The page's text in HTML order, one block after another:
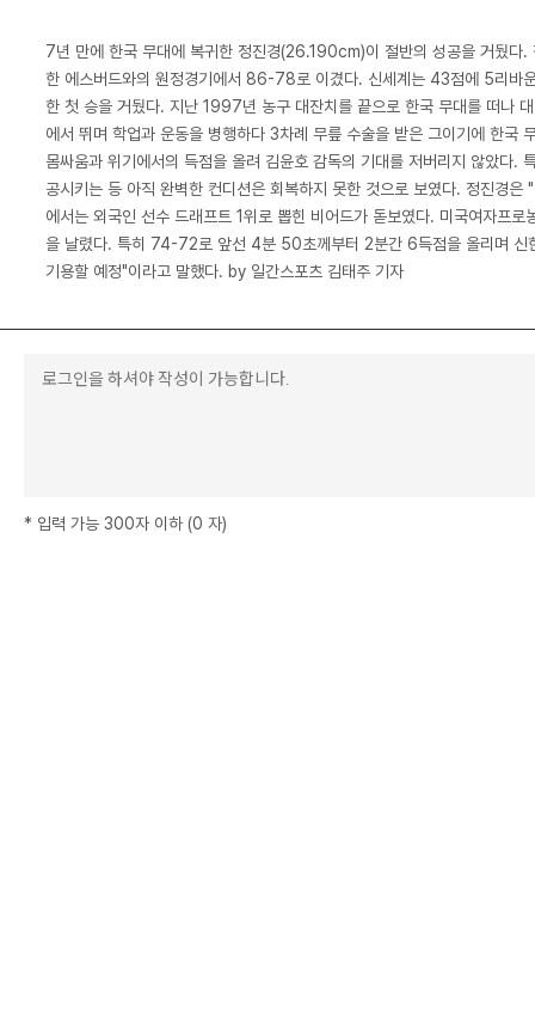
7년 만에 한국 무대에 복귀한 정진경(26.190cm)이 절반의 성공을 거뒀
한 에스버드와의 원정경기에서 86-78로 이겼다. 신세계는 43점에 5리바
한 첫 승을 거뒀다. 지난 1997년 농구 대잔치를 끝으로 한국 무대를 떠나
에서 뛰며 학업과 운동을 병행하다 3차례 무릎 수술을 받은 그이기에 한국
몸싸움과 위기에서의 득점을 올려 김윤호 감독의 기대를 저버리지 않았
공시키는 등 아직 완벽한 컨디션은 회복하지 못한 것으로 보였다. 정진경
에서는 외국인 선수 드래프트 1위로 뽑힌 비어드가 돋보였다. 미국여자
을 날렸다. 특히 74-72로 앞선 4분 50초께부터 2분간 6득점을 올리며 신
기용할 예정"이라고 말했다. by 일간스포츠 김태주 기자
* 입력 가능 300자 이하 (0 자)